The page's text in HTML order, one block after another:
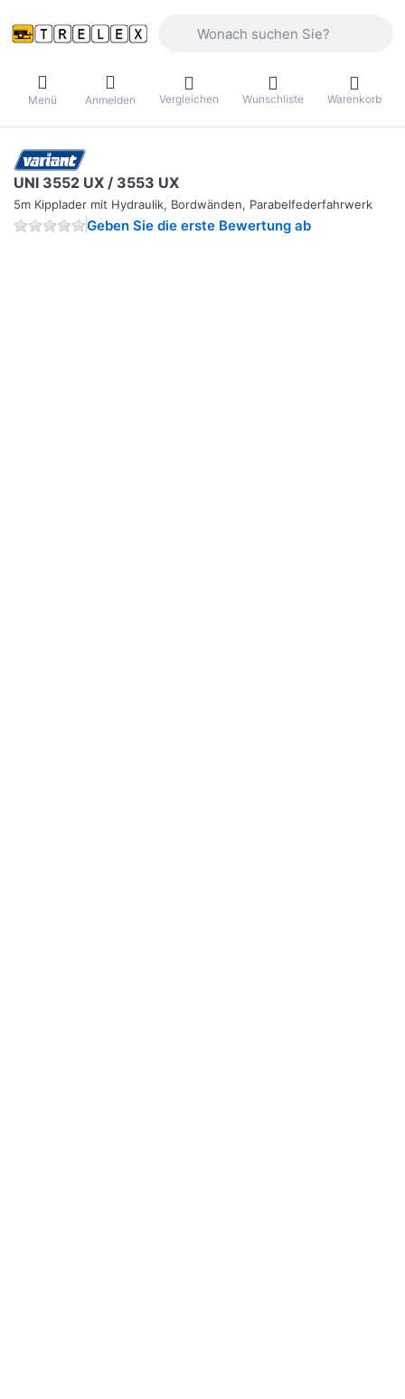
Menü Anmelden Vergleichen Wunschliste Warenkorb
UNI 3552 UX / 3553 UX
5m Kipplader mit Hydraulik, Bordwänden, Parabelfederfahrwerk
Geben Sie die erste Bewertung ab